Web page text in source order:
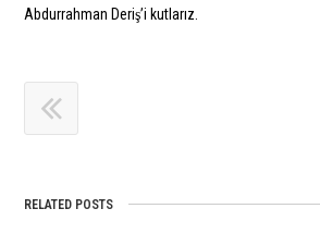
Abdurrahman Deriş’i kutlarız.
RELATED POSTS